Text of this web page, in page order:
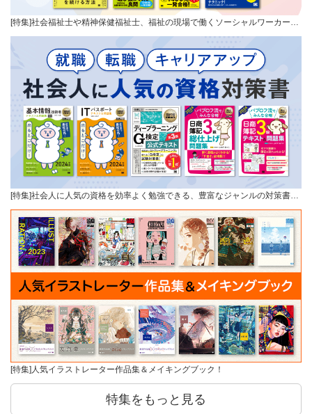
[特集]社会福祉士や精神保健福祉士、福祉の現場で働くソーシャルワーカー…
[特集]社会人に人気の資格を効率よく勉強できる、豊富なジャンルの対策書…
[特集]人気イラストレーター作品集＆メイキングブック！
特集をもっと見る